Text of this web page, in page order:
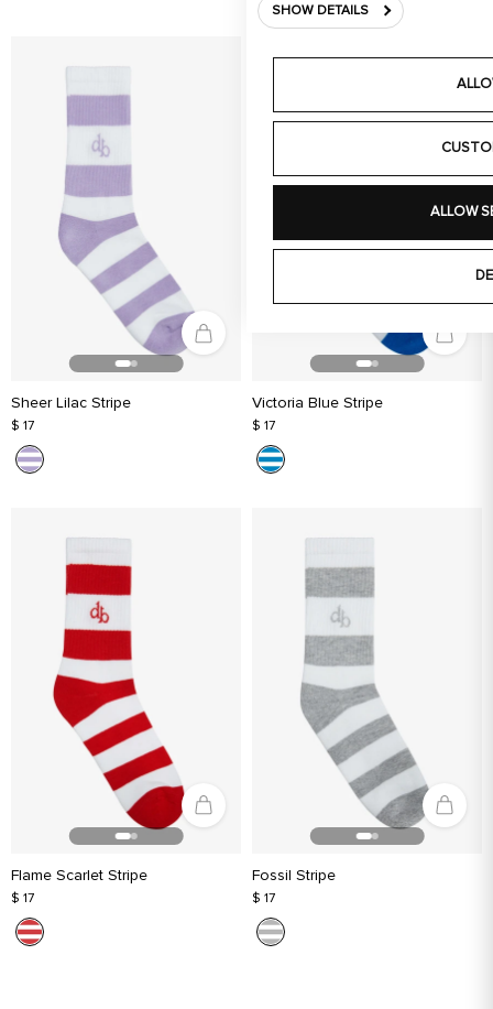
SHOW DETAILS
ALLOW
Sheer Lilac Stripe
$ 17
Victoria Blue Stripe
$ 17
Flame Scarlet Stripe
$ 17
Fossil Stripe
$ 17